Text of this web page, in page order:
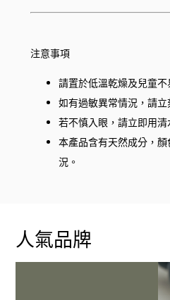
注意事項
請置於低溫乾燥及兒童不
如有過敏異常情況，請
若不慎入眼，請立即用清
本產品含有天然成分，
況。
人氣品牌